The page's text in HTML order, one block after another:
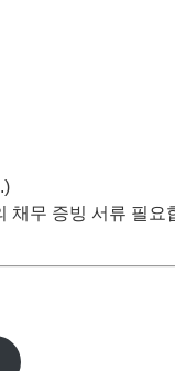
채무 증빙 서류 필요